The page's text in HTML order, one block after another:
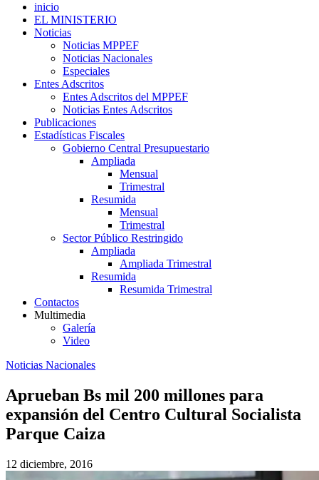
inicio
EL MINISTERIO
Noticias
Noticias MPPEF
Noticias Nacionales
Especiales
Entes Adscritos
Entes Adscritos del MPPEF
Noticias Entes Adscritos
Publicaciones
Estadísticas Fiscales
Gobierno Central Presupuestario
Ampliada
Mensual
Trimestral
Resumida
Mensual
Trimestral
Sector Público Restringido
Ampliada
Ampliada Trimestral
Resumida
Resumida Trimestral
Contactos
Multimedia
Galería
Video
Noticias Nacionales
Aprueban Bs mil 200 millones para
expansión del Centro Cultural Socialista
Parque Caiza
12 diciembre, 2016